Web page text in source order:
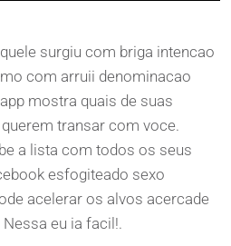
surgiu com briga intencao
com arruii denominacao
mostra quais de suas
transar com voce.
a lista com todos os seus
esfogiteado sexo
acelerar os alvos acercade
eu ia facil!.